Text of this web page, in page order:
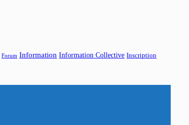
Forum Information Information Collective Inscription